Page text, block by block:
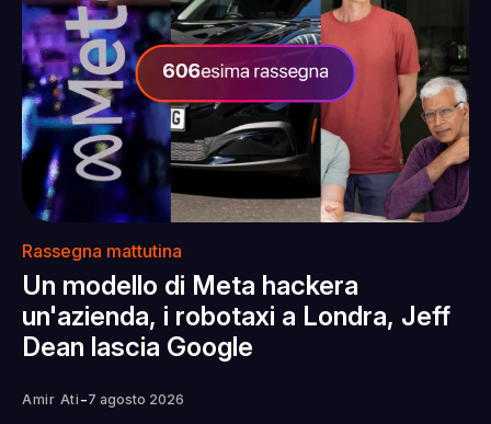
Rassegna mattutina
Un modello di Meta hackera
un'azienda, i robotaxi a Londra, Jeff
Dean lascia Google
Amir Ati -7 agosto 2026